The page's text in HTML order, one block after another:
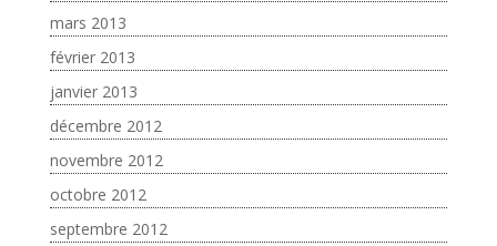
mars 2013
février 2013
janvier 2013
décembre 2012
novembre 2012
octobre 2012
septembre 2012